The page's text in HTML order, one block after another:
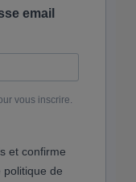
email
vous inscrire.
et confirme
politique de